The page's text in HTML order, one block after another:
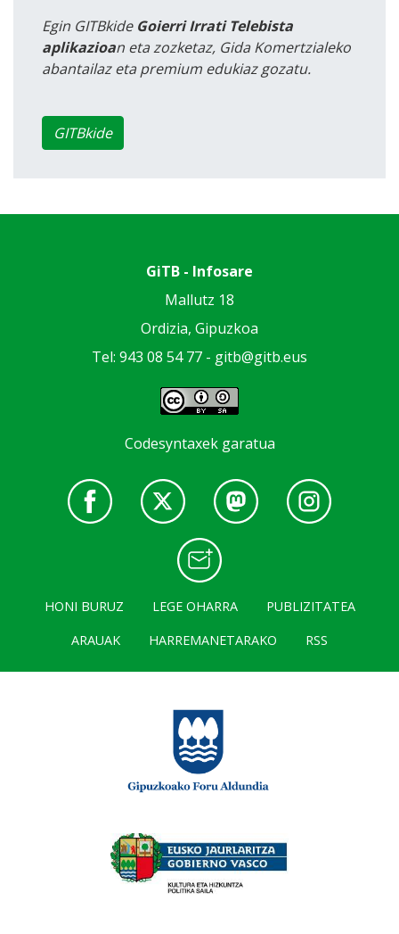
Egin GITBkide Goierri Irrati Telebista
aplikazioan eta zozketaz, Gida Komertzialeko
abantailaz eta premium edukiaz gozatu.
GITBkide
GiTB - Infosare
Mallutz 18
Ordizia, Gipuzkoa
Tel: 943 08 54 77 - gitb@gitb.eus
Codesyntaxek garatua
HONI BURUZ LEGE OHARRA
PUBLIZITATEA
ARAUAK
HARREMANETARAKO RSS